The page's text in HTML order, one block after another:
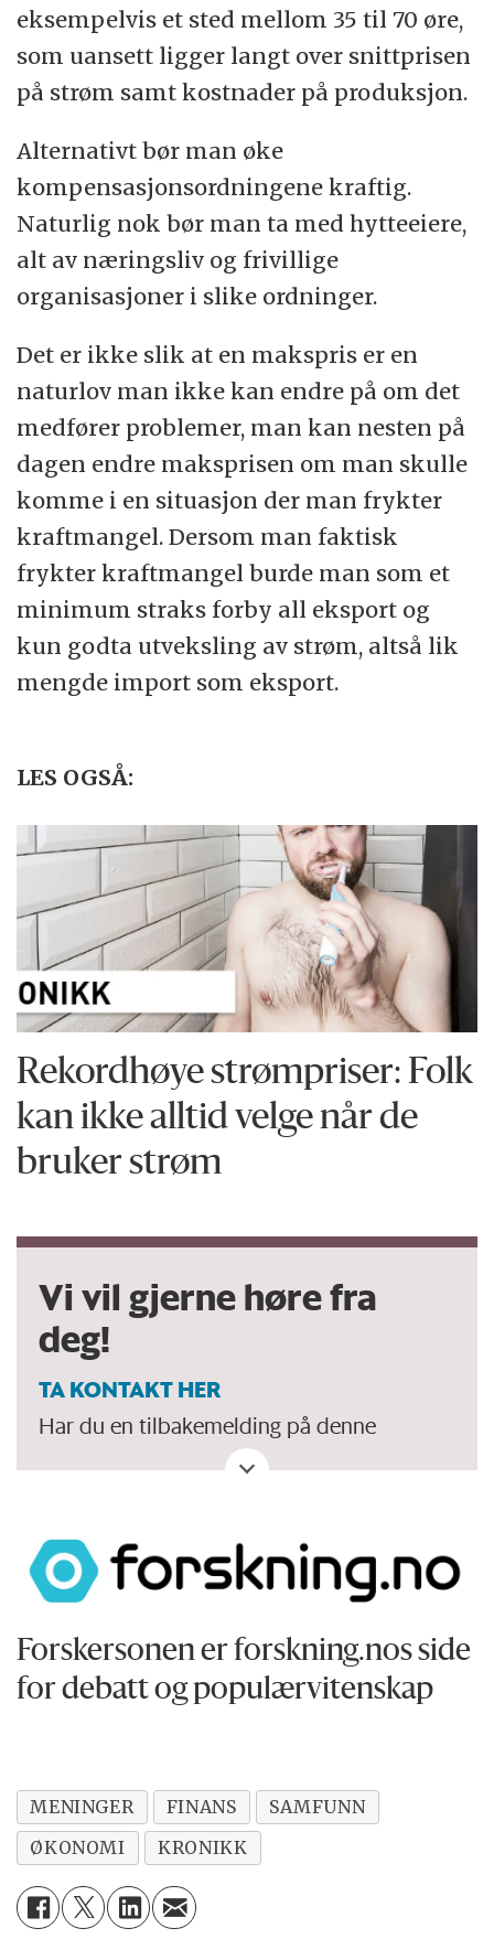
eksempelvis et sted mellom 35 til 70 øre,
som uansett ligger langt over snittprisen
på strøm samt kostnader på produksjon.
Alternativt bør man øke
kompensasjonsordningene kraftig.
Naturlig nok bør man ta med hytteeiere,
alt av næringsliv og frivillige
organisasjoner i slike ordninger.
Det er ikke slik at en makspris er en
naturlov man ikke kan endre på om det
medfører problemer, man kan nesten på
dagen endre maksprisen om man skulle
komme i en situasjon der man frykter
kraftmangel. Dersom man faktisk
frykter kraftmangel burde man som et
minimum straks forby all eksport og
kun godta utveksling av strøm, altså lik
mengde import som eksport.
LES OGSÅ:
Rekordhøye strømpriser: Folk
kan ikke alltid velge når de
bruker strøm
Vi vil gjerne høre fra
deg!
TA KONTAKT HER
Har du en tilbakemelding på denne
kronikken. Eller spørsmål, ros eller kritikk
en viktig debatt?
Forskersonen er forskning.nos side
for debatt og populærvitenskap
MENINGER FINANS
SAMFUNN
ØKONOMI
KRONIKK